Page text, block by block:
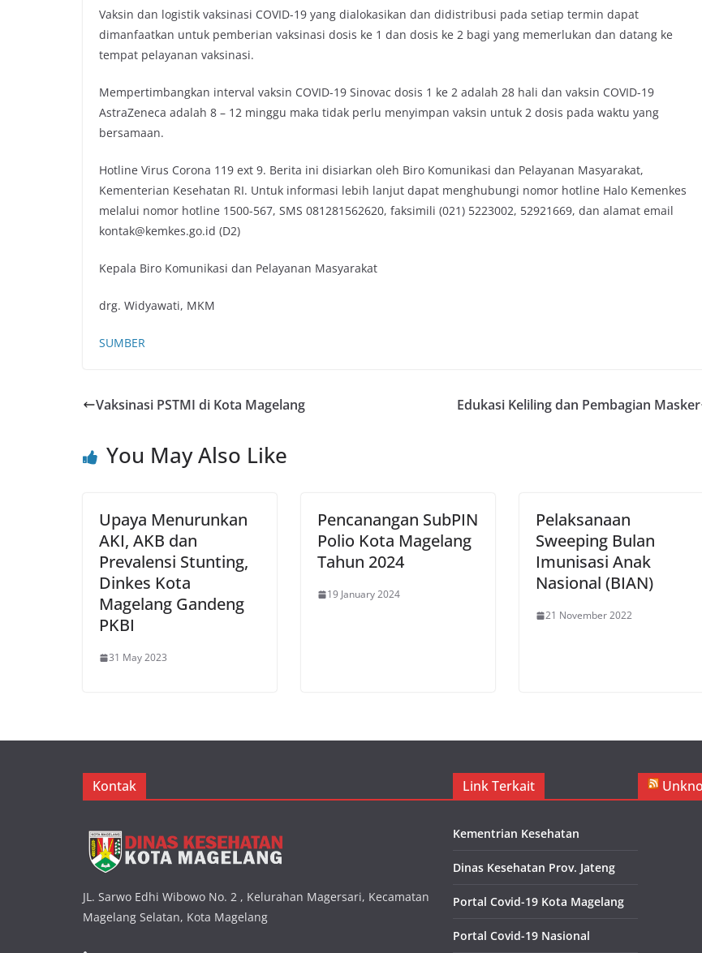
Vaksin dan logistik vaksinasi COVID-19 yang dialokasikan dan didistribusi pada setiap termin dapat
dimanfaatkan untuk pemberian vaksinasi dosis ke 1 dan dosis ke 2 bagi yang memerlukan dan datang ke
tempat pelayanan vaksinasi.
Mempertimbangkan interval vaksin COVID-19 Sinovac dosis 1 ke 2 adalah 28 hali dan vaksin COVID-19
AstraZeneca adalah 8 – 12 minggu maka tidak perlu menyimpan vaksin untuk 2 dosis pada waktu yang
bersamaan.
Hotline Virus Corona 119 ext 9. Berita ini disiarkan oleh Biro Komunikasi dan Pelayanan Masyarakat,
Kementerian Kesehatan RI. Untuk informasi lebih lanjut dapat menghubungi nomor hotline Halo Kemenkes
melalui nomor hotline 1500-567, SMS 081281562620, faksimili (021) 5223002, 52921669, dan alamat email
kontak@kemkes.go.id (D2)
Kepala Biro Komunikasi dan Pelayanan Masyarakat
drg. Widyawati, MKM
SUMBER
Vaksinasi PSTMI di Kota Magelang Edukasi Keliling dan Pembagian Masker
You May Also Like
Upaya Menurunkan
AKI, AKB dan
Prevalensi Stunting,
Dinkes Kota
Magelang Gandeng
PKBI
31 May 2023
Pencanangan SubPIN
Polio Kota Magelang
Tahun 2024
19 January 2024
Pelaksanaan
Sweeping Bulan
Imunisasi Anak
Nasional (BIAN)
21 November 2022
Kontak
JL. Sarwo Edhi Wibowo No. 2 , Kelurahan Magersari, Kecamatan
Magelang Selatan, Kota Magelang
Link Terkait
Kementrian Kesehatan
Dinas Kesehatan Prov. Jateng
Portal Covid-19 Kota Magelang
Portal Covid-19 Nasional